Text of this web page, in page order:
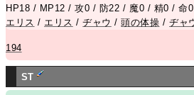
HP18 / MP12 / 攻0 / 防22 / 魔0 / 精0 / 命
エリス / エリス /ヂャウ /頭の体操 /ヂャ
194
ST